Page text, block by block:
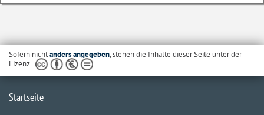
Sofern nichtanders angegeben, stehen die Inhalte dieser Seite unter der
Lizenz
Startseite